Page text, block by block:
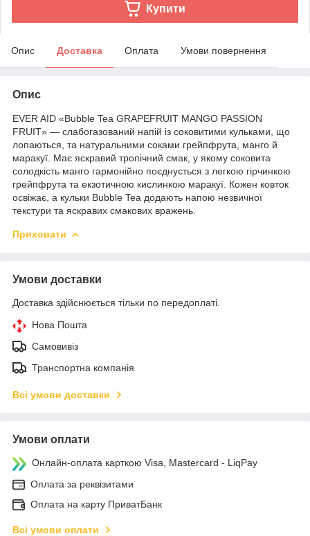
Купити
Опис Доставка Оплата Умови повернення
Опис
EVER AID «Bubble Tea GRAPEFRUIT MANGO PASSION
FRUIT» — слабогазований напій із соковитими кульками, що
лопаються, та натуральними соками грейпфрута, манго й
маракуї. Має яскравий тропічний смак, у якому соковита
солодкість манго гармонійно поєднується з легкою гірчинкою
грейпфрута та екзотичною кислинкою маракуї. Кожен ковток
освіжає, а кульки Bubble Tea додають напою незвичної
текстури та яскравих смакових вражень.
Приховати
Умови доставки
Доставка здійснюється тільки по передоплаті.
Нова Пошта
Самовивіз
Транспортна компанія
Всі умови доставки
Умови оплати
Онлайн-оплата карткою Visa, Mastercard - LiqPay
Оплата за реквізитами
Оплата на карту ПриватБанк
Всі умови оплати